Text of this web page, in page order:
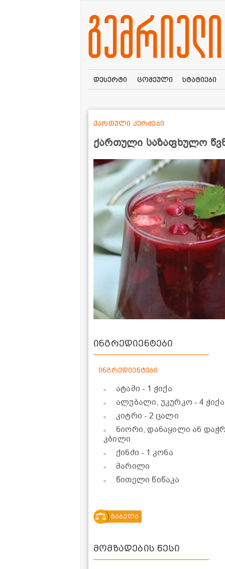
დესერტი ცომეული სტატიები
ქართული საზაფხულო
ქართული კერძები
ინგრედიენტები
ინგრედიენტები
ატამი- 1 ჭიქა
ალუბალი, უკურკო- 4 ჭიქა
კიტრი- 2 ცალი
ნიორი, დანაყილი ან
კბილი
ქინძი- 1 კონა
მარილი
წითელი წიწაკა
ტაბულა
მომზადების წესი